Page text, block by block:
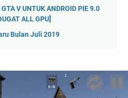
V UNTUK ANDROID PIE 9.0
ALL GPU]
Bulan Juli 2019